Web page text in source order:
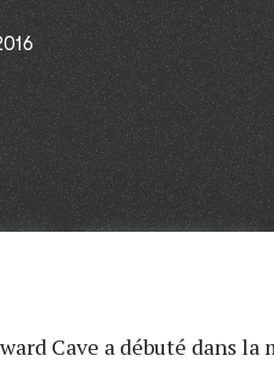
Cave a débuté dans la